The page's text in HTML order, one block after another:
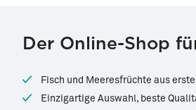
Der Online-Shop
Fisch und Meeresfrüchte aus
Einzigartige Auswahl, beste